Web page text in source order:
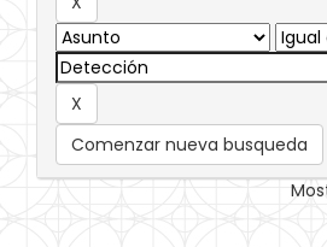
Comenzar nueva busqueda